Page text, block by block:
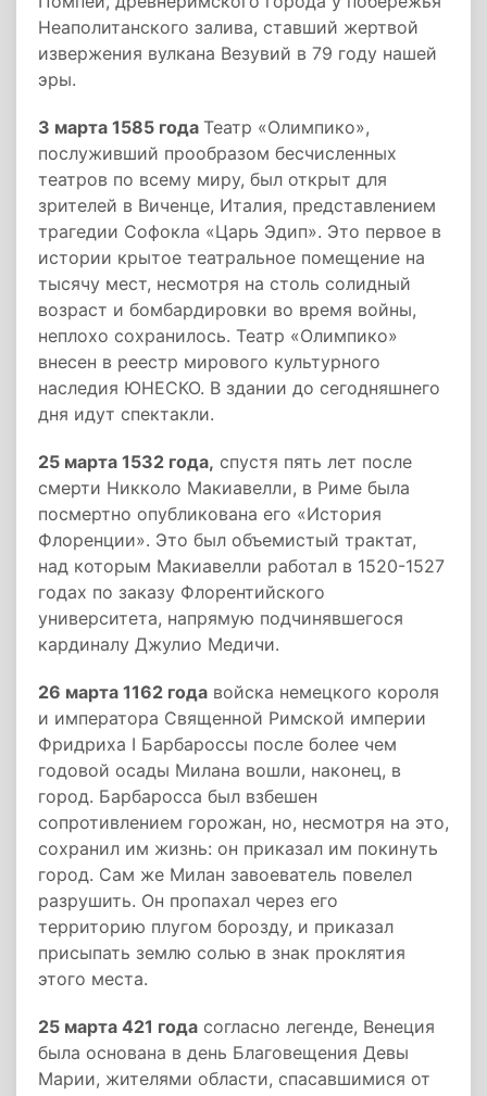
Неаполитанского залива, ставший жертвой
извержения вулкана Везувий в 79 году нашей
эры.
3 марта 1585 года Театр «Олимпико»,
послуживший прообразом бесчисленных
театров по всему миру, был открыт для
зрителей в Виченце, Италия, представлением
трагедии Софокла «Царь Эдип». Это первое в
истории крытое театральное помещение на
тысячу мест, несмотря на столь солидный
возраст и бомбардировки во время войны,
неплохо сохранилось. Театр «Олимпико»
внесен в реестр мирового культурного
наследия ЮНЕСКО. В здании до сегодняшнего
дня идут спектакли.
25 марта 1532 года, спустя пять лет после
смерти Никколо Макиавелли, в Риме была
посмертно опубликована его «История
Флоренции». Это был объемистый трактат,
над которым Макиавелли работал в 1520-1527
годах по заказу Флорентийского
университета, напрямую подчинявшегося
кардиналу Джулио Медичи.
26 марта 1162 года войска немецкого короля
и императора Священной Римской империи
Фридриха I Барбароссы после более чем
годовой осады Милана вошли, наконец, в
город. Барбаросса был взбешен
сопротивлением горожан, но, несмотря на это,
сохранил им жизнь: он приказал им покинуть
город. Сам же Милан завоеватель повелел
разрушить. Он пропахал через его
территорию плугом борозду, и приказал
присыпать землю солью в знак проклятия
этого места.
25 марта 421 года согласно легенде, Венеция
была основана в день Благовещения Девы
Марии, жителями области, спасавшимися от